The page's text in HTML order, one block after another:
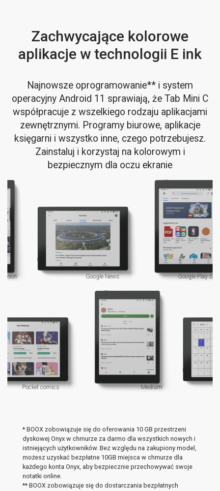
Zachwycające kolorowe
aplikacje w technologii E ink
Najnowsze oprogramowanie** i system
operacyjny Android 11 sprawiają, że Tab Mini C
współpracuje z wszelkiego rodzaju aplikacjami
zewnętrznymi. Programy biurowe, aplikacje
księgarni i wszystko inne, czego potrzebujesz.
Zainstaluj i korzystaj na kolorowym i
bezpiecznym dla oczu ekranie
Google News Google Play Store
Pocket comics
* BOOX zobowiązuje się do oferowania 10 GB przestrzeni
dyskowej Onyx w chmurze za darmo dla wszystkich nowych i
istniejących użytkowników. Bez względu na zakupiony model,
możesz uzyskać bezpłatne 10GB miejsca w chmurze dla
każdego konta Onyx, aby bezpiecznie przechowywać swoje
notatki online.
** BOOX zobowiązuje się do dostarczania bezpłatnych